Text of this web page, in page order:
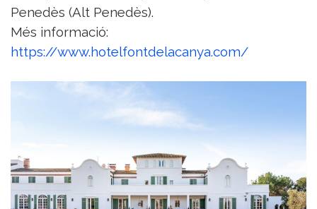
Penedès (Alt Penedès).
Més informació:
https://www.hotelfontdelacanya.com/